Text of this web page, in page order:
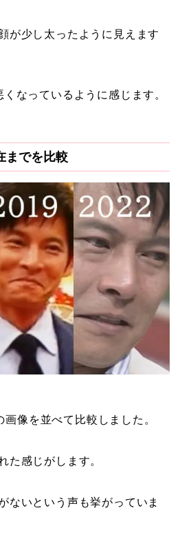
が少し太ったように見えます
なっているように感じます。
までを比較
像を並べて比較しました。
た感じがします。
ないという声も挙がっていま